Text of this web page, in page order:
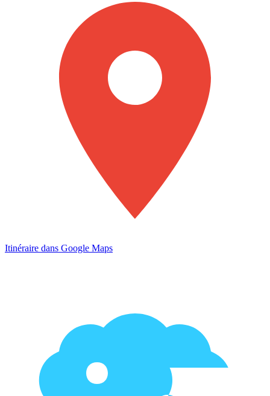
Itinéraire dans Google Maps